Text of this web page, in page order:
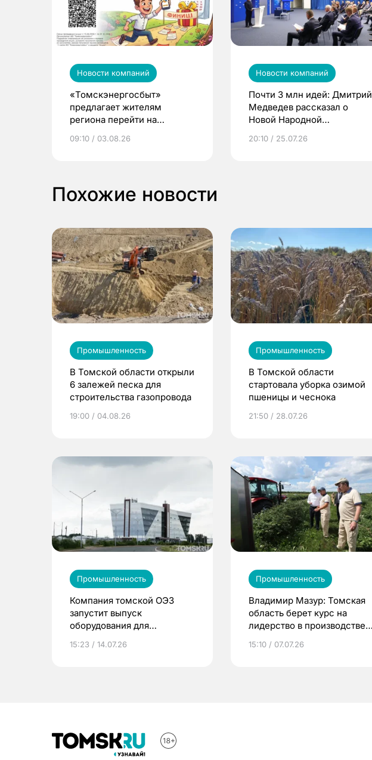
Новости компаний
«Томскэнергосбыт»
предлагает жителям
региона перейти на
выиграть призы
09:10 / 03.08.26
Новости компаний
Почти 3 млн идей: Дмитрий
Медведев рассказал о
Новой Народной
20:10 / 25.07.26
Похожие новости
Промышленность
В Томской области открыли
6 залежей песка для
строительства газопровода
19:00 / 04.08.26
Промышленность
В Томской области
стартовала уборка озимой
пшеницы и чеснока
21:50 / 28.07.26
Промышленность
Компания томской ОЭЗ
запустит выпуск
оборудования для
15:23 / 14.07.26
Промышленность
Владимир Мазур: Томская
область берет курс на
лидерство в производстве
15:10 / 07.07.26